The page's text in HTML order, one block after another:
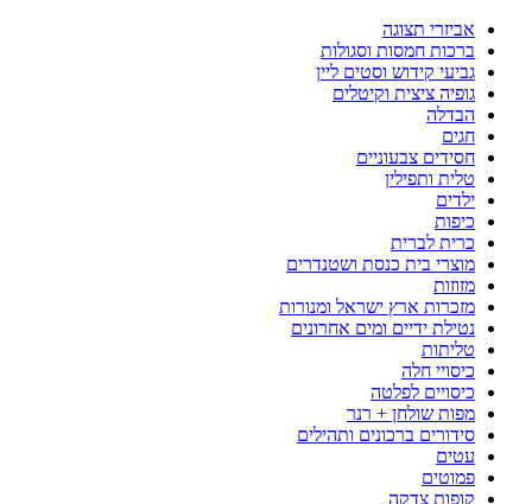
אביזרי תצוגה
ברכות חמסות וסגולות
גביעי קידוש וסטים ליין
גופיה ציצית וקיטלים
הבדלה
חגים
חסידים צבעוניים
טלית ותפילין
ילדים
כיפות
כרית לברית
מוצרי בית כנסת ושטנדרים
מזוזות
מזכרות ארץ ישראל ומנורות
נטילת ידיים ומים אחרונים
טליתות
כיסויי חלה
כיסויים לפלטה
מפות שולחן + רנר
סידורים ברכונים ותהילים
עטים
פמוטים
קופות צדקה